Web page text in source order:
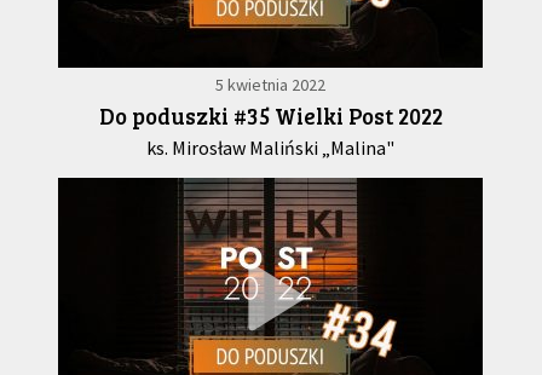
5 kwietnia 2022
Do poduszki #35 Wielki Post 2022
ks. Mirosław Maliński „Malina"